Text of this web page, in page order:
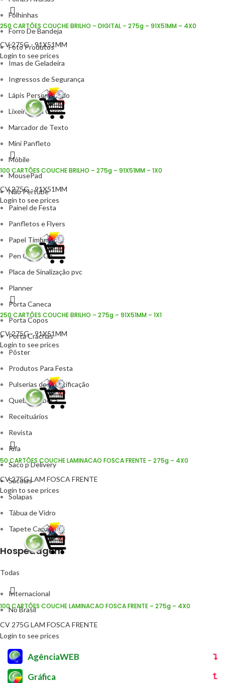
Folhinhas
Forro De Bandeja
Foto Produtos
Imas de Geladeira
Ingressos de Segurança
Lápis Personalizado
Lixeira para Carro
Marcador de Texto
Mini Panfleto
Móbile
MousePad
Não Pertube
Painel de Festa
Panfletos e Flyers
Papel Timbrado
Pen Card 8Gb
Placa de Sinalização pvc
Planner
Porta Caneca
Porta Copos
Porta Crachás
Pôster
Produtos Para Festa
Pulserias de Identificação
Quebra Cabeça
Receituários
Revista
Rifa
Saco p Delivery
Sacolas
Solapas
Tábua de Vidro
Tapete Capacho
Hospedagem
Todas
Internacional
No Brasil
250 CARTÕES COUCHE BRILHO – DIGITAL – 275g – 91X51MM – 4X0
CV 275G - 91X51MM
Login to see prices
100 CARTÕES COUCHE BRILHO – 275g – 91X51MM – 1X0
CV 275G - 91X51MM
Login to see prices
250 CARTÕES COUCHE BRILHO – 275g – 91X51MM – 1X1
CV 275G - 91X51MM
Login to see prices
50 CARTÕES COUCHE LAMINACAO FOSCA FRENTE – 275g – 4X0
CV 275G LAM FOSCA FRENTE
Login to see prices
100 CARTÕES COUCHE LAMINACAO FOSCA FRENTE – 275g – 4X0
CV 275G LAM FOSCA FRENTE
Login to see prices
AgênciaWEB
Gráfica